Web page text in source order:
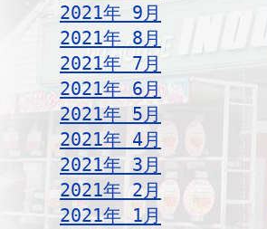
2021年 9月
2021年 8月
2021年 7月
2021年 6月
2021年 5月
2021年 4月
2021年 3月
2021年 2月
2021年 1月